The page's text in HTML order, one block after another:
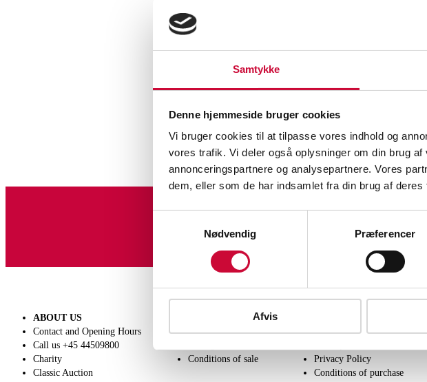
Samtykke
Denne hjemmeside bruger cookies
Vi bruger cookies til at tilpasse vores indhold og
vores trafik. Vi deler også oplysninger om din brug
annonceringspartnere og analysepartnere. Vores
dem, eller som de har indsamlet fra din brug af deres
Nødvendig
Præferencer
Afvis
ABOUT US
Contact and Opening Hours
Call us +45 44509800
Charity
Classic Auction
Get a valuation
Conditions of sale
Shipping
Privacy Policy
Conditions of purchase